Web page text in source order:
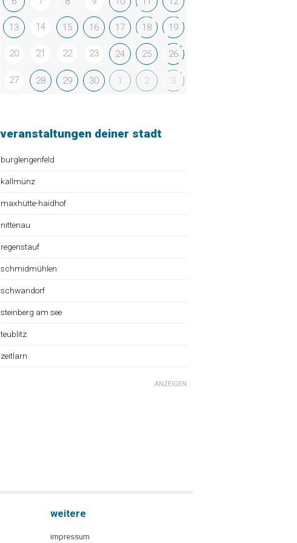
13 14 15 16 17 18 19
20 21 22 23 24 25 26
+
27 28 29 30 1 2 3
+
veranstaltungen deiner stadt
burglengenfeld
kallmünz
maxhütte-haidhof
nittenau
regenstauf
schmidmühlen
schwandorf
steinberg am see
teublitz
zeitlarn
ANZEIGEN
weitere
impressum